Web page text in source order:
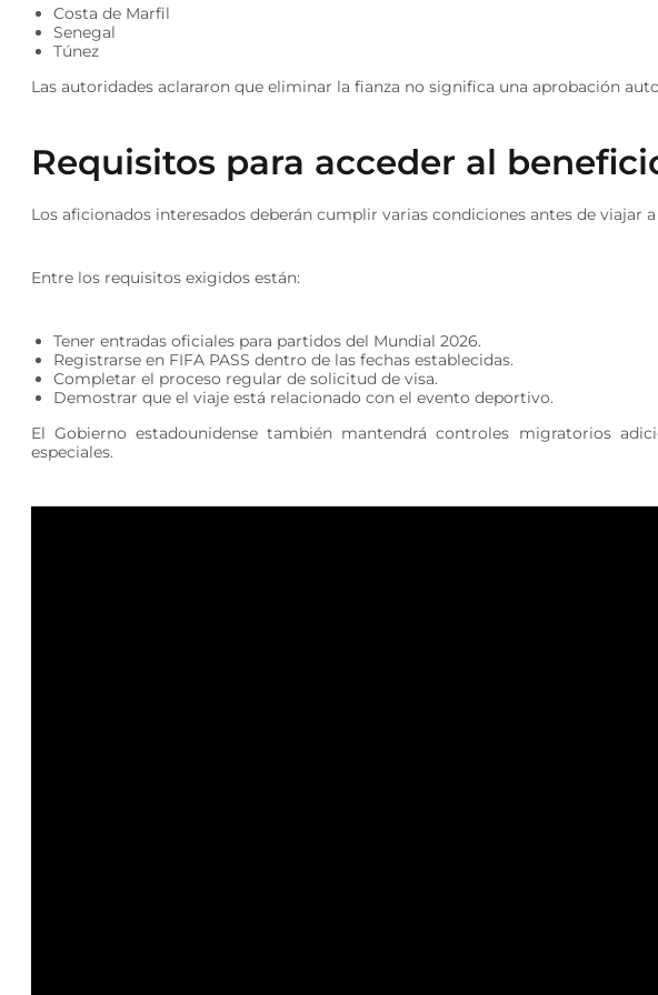
Costa de Marfil
Senegal
Túnez
Las autoridades aclararon que eliminar la fianza no significa una aprobación
Requisitos para acceder al
Los aficionados interesados deberán cumplir varias condiciones antes de viajar
Entre los requisitos exigidos están:
Tener entradas oficiales para partidos del Mundial 2026.
Registrarse en FIFA PASS dentro de las fechas establecidas.
Completar el proceso regular de solicitud de visa.
Demostrar que el viaje está relacionado con el evento deportivo.
El Gobierno estadounidense también mantendrá controles migratorios
especiales.